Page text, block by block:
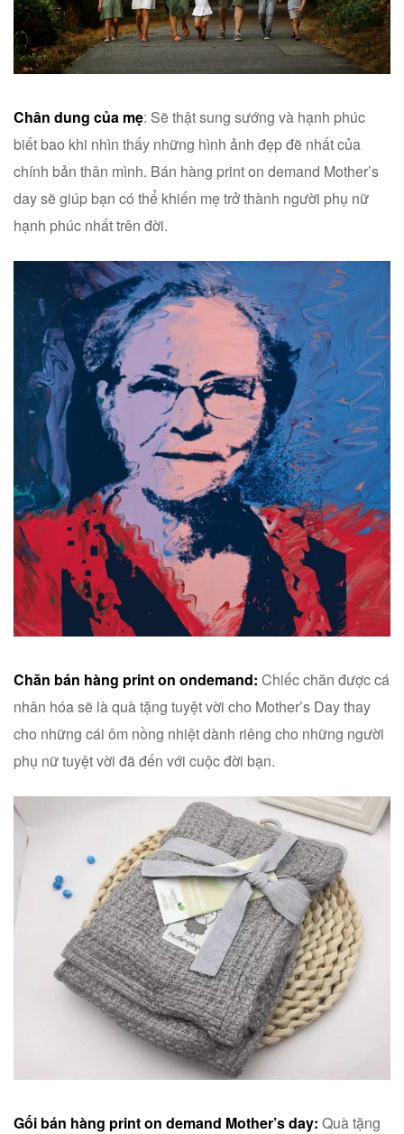
Chân dung của mẹ: Sẽ thật sung sướng và hạnh phúc
biết bao khi nhìn thấy những hình ảnh đẹp đẽ nhất của
chính bản thân mình. Bán hàng print on demand Mother’s
day sẽ giúp bạn có thể khiến mẹ trở thành người phụ nữ
hạnh phúc nhất trên đời.
Chăn bán hàng print on ondemand: Chiếc chăn được cá
nhân hóa sẽ là quà tặng tuyệt vời cho Mother’s Day thay
cho những cái ôm nồng nhiệt dành riêng cho những người
phụ nữ tuyệt vời đã đến với cuộc đời bạn.
Gối bán hàng print on demand Mother’s day: Quà tặng